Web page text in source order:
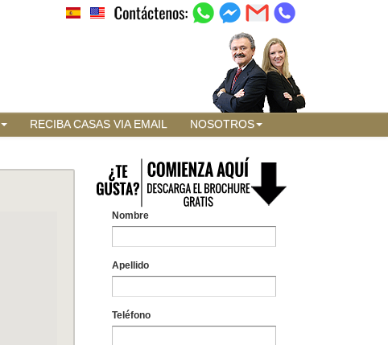
RECIBA CASAS VIA EMAIL NOSOTROS
Nombre
Apellido
Teléfono